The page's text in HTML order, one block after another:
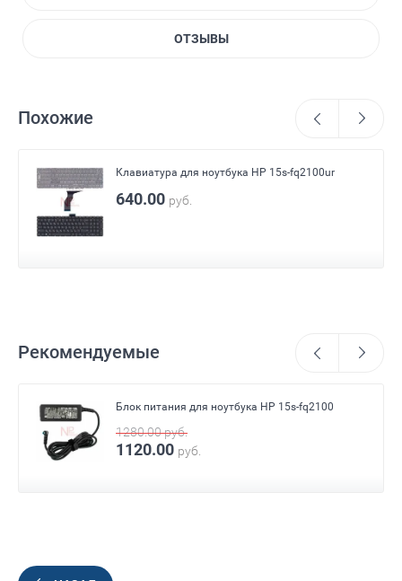
ОТЗЫВЫ
Похожие
Клавиатура для ноутбука HP 15s-fq2100ur
640.00 руб.
Рекомендуемые
Блок питания для ноутбука HP 15s-fq2100
1280.00руб.
1120.00 руб.